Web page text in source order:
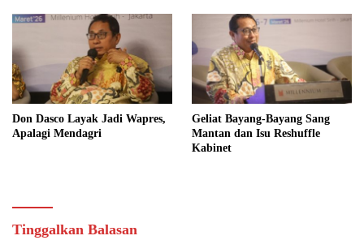
bagi Indonesia
Don Dasco Layak Jadi Wapres,
Apalagi Mendagri
Geliat Bayang-Bayang Sang
Mantan dan Isu Reshuffle
Kabinet
Tinggalkan Balasan